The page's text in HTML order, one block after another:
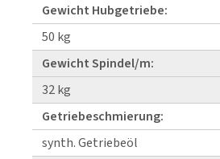
Gewicht Hubgetriebe:
50 kg
Gewicht Spindel/m:
32 kg
Getriebeschmierung:
synth. Getriebeöl